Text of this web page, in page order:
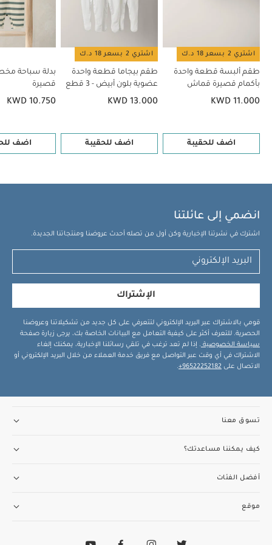
اشتري 2 بسعر 18 د.ك
طقم ألبسة قطعة واحدة
بأكمام قصيرة قماش
عضوي بلون أبيض - 5 قطع
KWD 11.000
اضف للحقيبة
اشتري 2 بسعر 18 د.ك
طقم بيجاما قطعة واحدة
عضوية بلون أبيض - 3 قطع
KWD 13.000
اضف للحقيبة
بدلة سباحة
قصيرة
KWD 10.750
اضف
انضمي إلى عائلتنا
اشترك في نشرتنا الإخبارية وكن أول من تصله أحدث عروضنا ومنتجاتنا الجديدة.
الإشتراك
قومي بالاشتراك عبر البريد الإلكتروني لتتعرفي على كل جديد من تشكيلاتنا وعروضنا
الحصرية. للتعرف أكثر على كيفية التعامل مع البيانات الخاصة بك، يرجى زيارة صفحة
سياسة الخصوصية . إذا لم تعد ترغب في تلقي رسائلنا الإخبارية، يمكنك إلغاء
الاشتراك في أي وقت عبر التواصل مع فريق خدمة العملاء من خلال البريد الإلكتروني أو
الاتصال على 96522252182+
.
تسوق معنا
كيف يمكننا مساعدتك؟
أفضل الفئات
موقع